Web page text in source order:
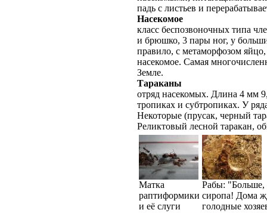
падь с листьев и
Насекомое
класс беспозвоночных типа
и брюшко, 3 пары ног, у
правило, с метаморфозом
насекомое. Самая
Земле.
Тараканы
отряд насекомых. Длина 4 мм
тропиках и субтропиках. У
Некоторые (прусак, черный
Реликтовый лесной таракан,
Матка
раптиформики
и её слуги
Рабы: "Больше,
сиропа! Дома
голодные